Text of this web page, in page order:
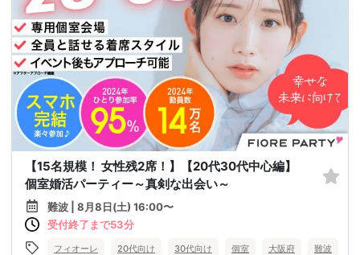
【15名規模！ 女性残2席！】【20代30代中心編】
個室婚活パーティー～真剣な出会い～
難波 | 8月8日(土) 16:00〜
受付終了まで53分
フィオーレ 20代向け 30代向け 個室 大阪府 難波